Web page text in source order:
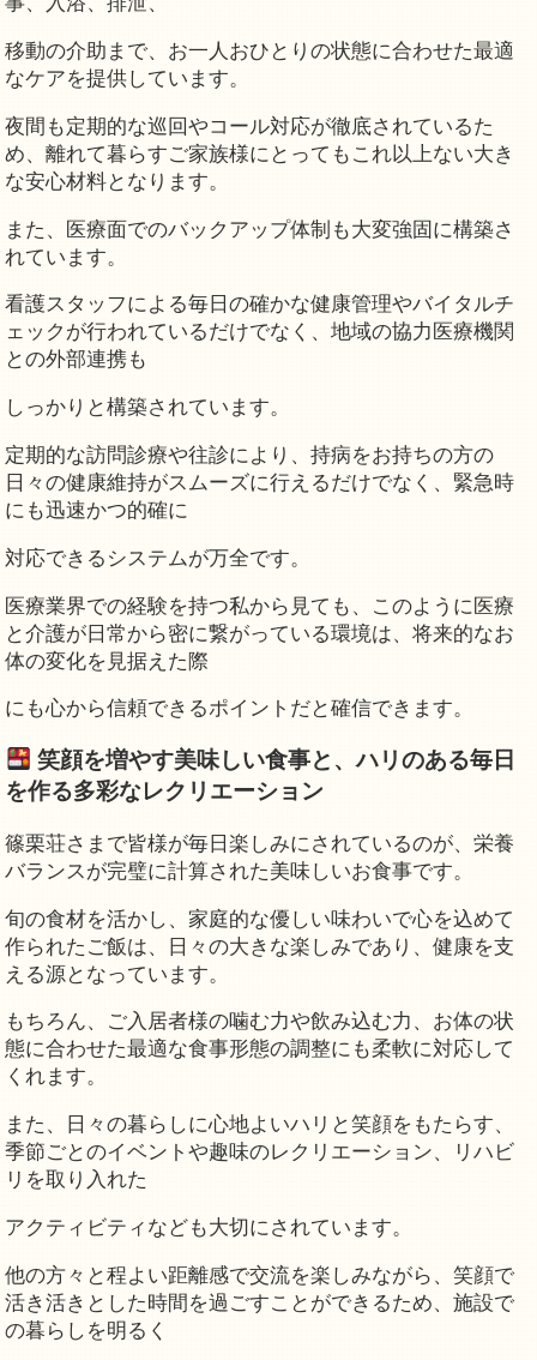
移動の介助まで、お一人おひとりの状態に合わせた最適
なケアを提供しています。
夜間も定期的な巡回やコール対応が徹底されているた
め、離れて暮らすご家族様にとってもこれ以上ない大き
な安心材料となります。
また、医療面でのバックアップ体制も大変強固に構築さ
れています。
看護スタッフによる毎日の確かな健康管理やバイタルチ
ェックが行われているだけでなく、地域の協力医療機関
との外部連携も
しっかりと構築されています。
定期的な訪問診療や往診により、持病をお持ちの方の
日々の健康維持がスムーズに行えるだけでなく、緊急時
にも迅速かつ的確に
対応できるシステムが万全です。
医療業界での経験を持つ私から見ても、このように医療
と介護が日常から密に繋がっている環境は、将来的なお
体の変化を見据えた際
にも心から信頼できるポイントだと確信できます。
笑顔を増やす美味しい食事と、ハリのある毎日
を作る多彩なレクリエーション
篠栗荘さまで皆様が毎日楽しみにされているのが、栄養
バランスが完璧に計算された美味しいお食事です。
旬の食材を活かし、家庭的な優しい味わいで心を込めて
作られたご飯は、日々の大きな楽しみであり、健康を支
える源となっています。
もちろん、ご入居者様の噛む力や飲み込む力、お体の状
態に合わせた最適な食事形態の調整にも柔軟に対応して
くれます。
また、日々の暮らしに心地よいハリと笑顔をもたらす、
季節ごとのイベントや趣味のレクリエーション、リハビ
リを取り入れた
アクティビティなども大切にされています。
他の方々と程よい距離感で交流を楽しみながら、笑顔で
活き活きとした時間を過ごすことができるため、施設で
の暮らしを明るく